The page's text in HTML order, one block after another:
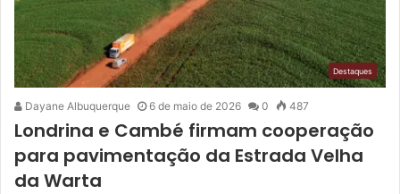
Destaques
Dayane Albuquerque 6 de maio de 2026 0 487
Londrina e Cambé firmam cooperação
para pavimentação da Estrada Velha
da Warta